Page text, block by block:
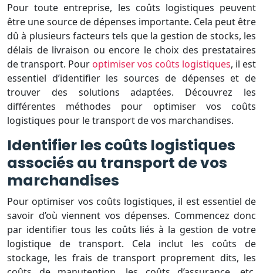
Pour toute entreprise, les coûts logistiques peuvent
être une source de dépenses importante. Cela peut être
dû à plusieurs facteurs tels que la gestion de stocks, les
délais de livraison ou encore le choix des prestataires
de transport. Pour optimiser vos coûts logistiques, il est
essentiel d’identifier les sources de dépenses et de
trouver des solutions adaptées. Découvrez les
différentes méthodes pour optimiser vos coûts
logistiques pour le transport de vos marchandises.
Identifier les coûts logistiques
associés au transport de vos
marchandises
Pour optimiser vos coûts logistiques, il est essentiel de
savoir d’où viennent vos dépenses. Commencez donc
par identifier tous les coûts liés à la gestion de votre
logistique de transport. Cela inclut les coûts de
stockage, les frais de transport proprement dits, les